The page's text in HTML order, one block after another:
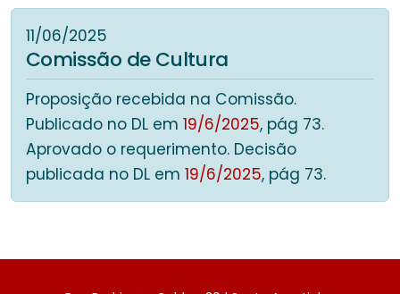
11/06/2025
Comissão de Cultura
Proposição recebida na Comissão.
Publicado no DL em 19/6/2025, pág 73.
Aprovado o requerimento. Decisão
publicada no DL em 19/6/2025, pág 73.